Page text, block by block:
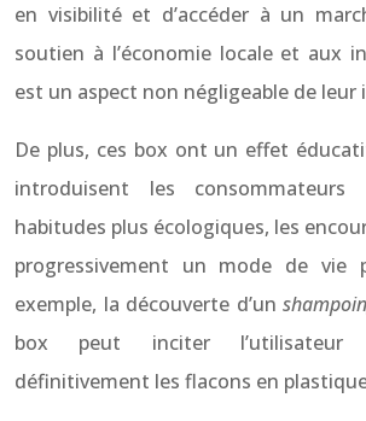
en visibilité et d’accéder à un
soutien à l’économie locale et aux
est un aspect non négligeable de leur
De plus, ces box ont un effet
introduisent les
habitudes plus écologiques, les
progressivement un mode de vie
exemple, la découverte d’un
box peut inciter l’utilisateur
définitivement les flacons en